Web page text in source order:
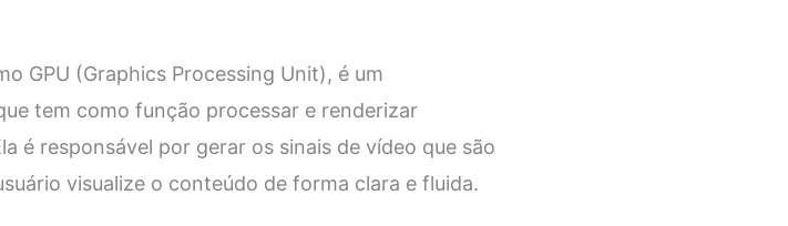
GPU (Graphics Processing Unit), é um
tem como função processar e renderizar
é responsável por gerar os sinais de vídeo que são
visualize o conteúdo de forma clara e fluida.